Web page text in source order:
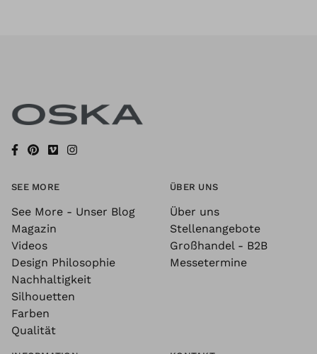
SEE MORE
See More - Unser Blog
Magazin
Videos
Design Philosophie
Nachhaltigkeit
Silhouetten
Farben
Qualität
ÜBER UNS
Über uns
Stellenangebote
Großhandel - B2B
Messetermine